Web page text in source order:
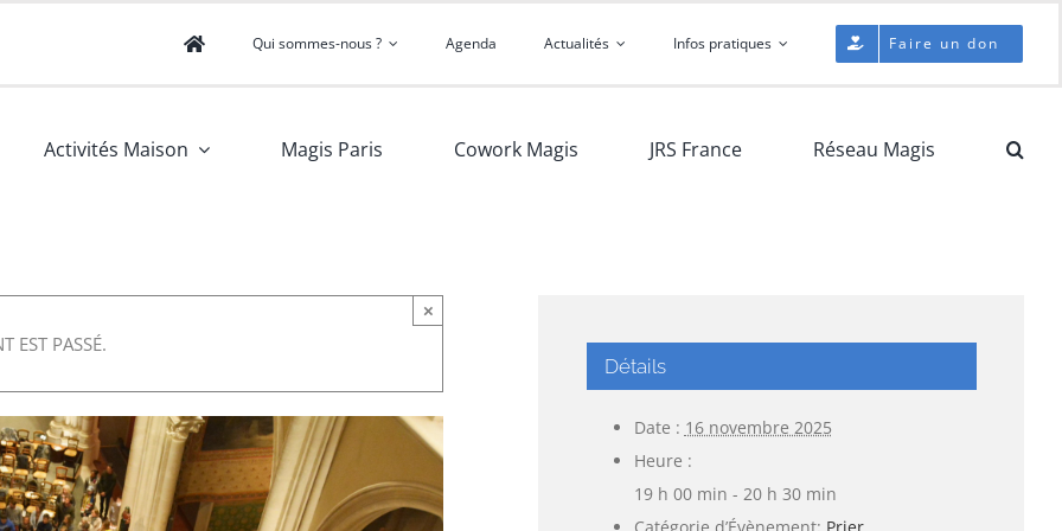
Qui sommes-nous ? Agenda Actualités Infos pratiques Faire un don
Activités Maison Magis Paris Cowork Magis JRS France Réseau Magis
EST PASSÉ.
×
Détails
Date : 16 novembre 2025
Heure :
19 h 00 min - 20 h 30 min